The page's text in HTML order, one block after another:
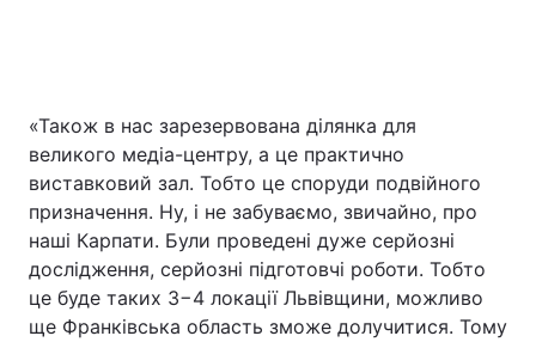
«Також в нас зарезервована ділянка для
великого медіа-центру, а це практично
виставковий зал. Тобто це споруди подвійного
призначення. Ну, і не забуваємо, звичайно, про
наші Карпати. Були проведені дуже серйозні
дослідження, серйозні підготовчі роботи. Тобто
це буде таких 3−4 локації Львівщини, можливо
ще Франківська область зможе долучитися. Тому